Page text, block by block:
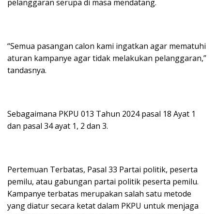
pelanggaran serupa di masa mendatang.
“Semua pasangan calon kami ingatkan agar mematuhi
aturan kampanye agar tidak melakukan pelanggaran,”
tandasnya.
Sebagaimana PKPU 013 Tahun 2024 pasal 18 Ayat 1
dan pasal 34 ayat 1, 2 dan 3.
Pertemuan Terbatas, Pasal 33 Partai politik, peserta
pemilu, atau gabungan partai politik peserta pemilu.
Kampanye terbatas merupakan salah satu metode
yang diatur secara ketat dalam PKPU untuk menjaga